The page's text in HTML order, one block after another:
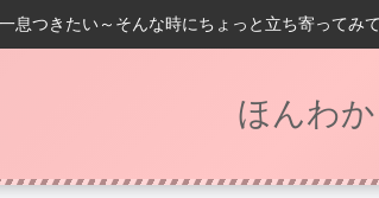
息つきたい～そんな時にちょっと立ち寄ってみ
ほんわ